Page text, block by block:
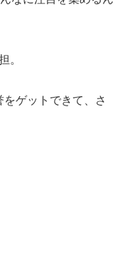
。
をゲットできて、さ